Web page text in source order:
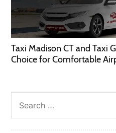
Taxi Madison CT and Taxi
Choice for Comfortable